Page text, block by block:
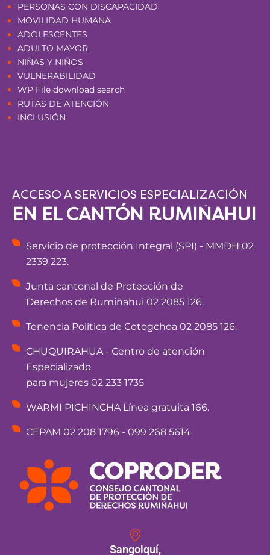
PERSONAS CON DISCAPACIDAD
MOVILIDAD HUMANA
ADOLESCENTES
ADULTO MAYOR
NIÑAS Y NIÑOS
VULNERABILIDAD
WP File download search
RUTAS DE ATENCIÓN
INCLUSIÓN
ACCESO A SERVICIOS ESPECIALIZACIÓN
EN EL CANTÓN RUMIÑAHUI
Servicio de protección Integral (SPI) - MMDH 02
2339 223.
Junta cantonal de Protección de
Derechos de Rumiñahui 02 2085 126.
Tenencia Política de Cotogchoa 02 2085 126.
CHUQUIRAHUA - Centro de atención
Especializado
para mujeres 02 233 1735
WARMI PICHINCHA Línea gratuita 166.
CEPAM 02 208 1796 - 099 268 5614
Sangolquí,